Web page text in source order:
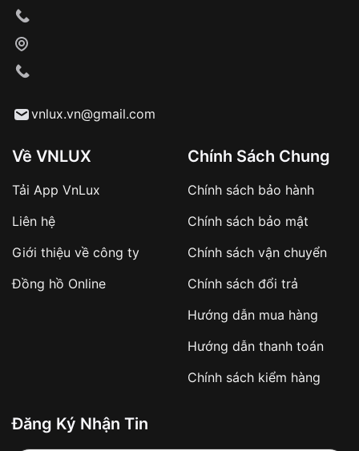
Từ khóa SEO:
sản phẩm đặc biệt
hàng
Số tiền còn lại thanh toán khi nhận hàng hoặc
✔️ Đảm bảo xử lý đơn hàng nhanh chóng
✔️ Hạn chế tình trạng hủy đơn không mong
Từ khóa SEO:
vnlux.vn@gmail.com
Về VNLUX
Tải App VnLux
Liên hệ
Giới thiệu về công ty
Đồng hồ Online
Chính Sách Chung
Chính sách bảo hành
Chính sách bảo mật
Chính sách vận chuyển
Chính sách đổi trả
Hướng dẫn mua hàng
Hướng dẫn thanh toán
Chính sách kiểm hàng
Đăng Ký Nhận Tin